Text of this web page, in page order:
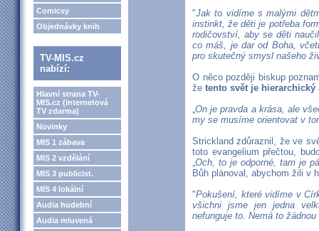
Comicsy
Objednávky knih
TV-MIS.cz
nabízí:
Hlavní strana TV-
MIS.cz (internetová
TV zdarma)
Novinky
MIS 1 zábava
MIS 2 vzdělání
MIS 3 publicist.
MIS 4 lokální
Audia hudební
Audia mluvená
"Jak to vidíme s malými
instinkt, že děti je potřeba
rodičovství, aby se děti
co máš, je dar od Boha,
pro skutečný smysl našeho
O něco později biskup
že tento svět je
„On je pravda a krása, ale
my se musíme orientovat v
Strickland zdůraznil, že ve
toto evangelium přečtou,
„Och, to je odporné, tam je
Bůh plánoval, abychom žili v
"Pokušení, které vidíme v
všichni jsme jen jedna
nefunguje to. Nemá to